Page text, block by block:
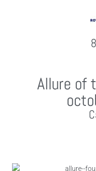
Allure of